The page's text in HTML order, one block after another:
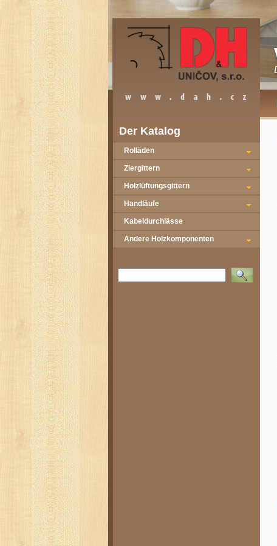
Der Katalog
Rolläden
Ziergittern
Holzlüftungsgittern
Handläufe
Kabeldurchlässe
Andere Holzkomponenten
Vyhledat